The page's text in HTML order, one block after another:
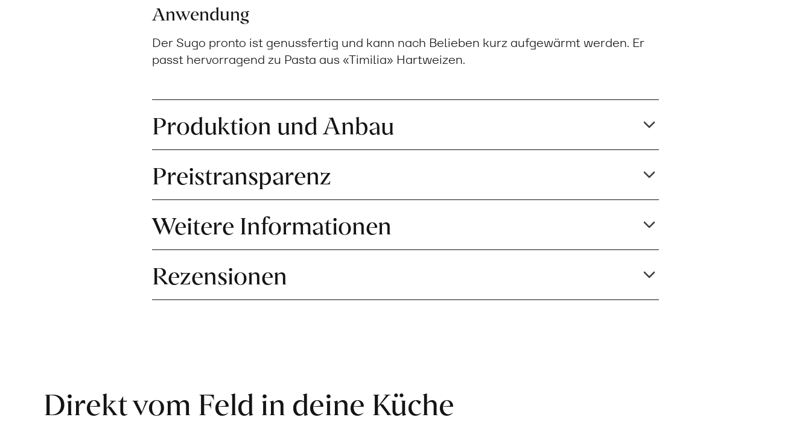
Anwendung
Der Sugo pronto ist genussfertig und kann nach Belieben kurz aufgewärmt werden. Er
passt hervorragend zu Pasta aus «Timilia» Hartweizen.
Produktion und Anbau
Preistransparenz
Weitere Informationen
Rezensionen
Direkt vom Feld in deine Küche